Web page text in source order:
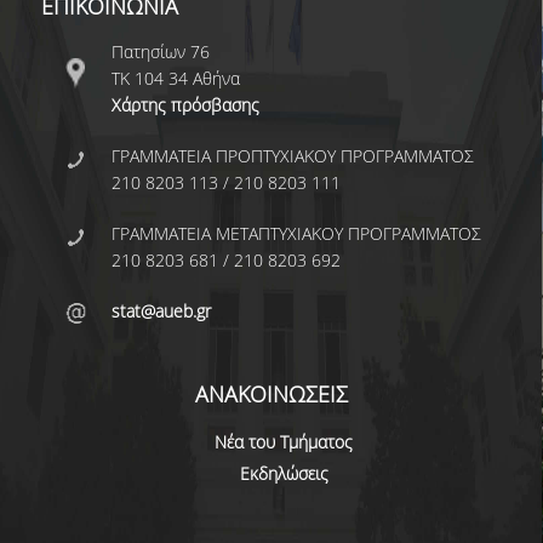
ΑΝΘΡΩΠΙΝΟ ΔΥΝΑΜΙΚΟ
ΜΕΛΗ ΔΕΠ
ΕΡΓΑΣΤΗΡΙΑΚΟ ΔΙΔΑΚΤΙΚΟ ΠΡΟΣΩΠΙΚΟ
ΕΙΔΙΚΟ ΤΕΧΝΙΚΟ ΕΡΓΑΣΤΗΡΙΑΚΟ ΠΡΟΣΩΠΙΚΟ
ΔΙΟΙΚΗΤΙΚΟ ΠΡΟΣΩΠΙΚΟ
ΜΕΤΑΔΙΔΑΚΤΟΡΕΣ
ΜΗΤΡΩΑ ΤΜΗΜΑΤΟΣ
ΑΠΟΧΩΡΗΣΑΝΤΕΣ ΚΑΘΗΓΗΤΕΣ
ΕΠΙΚΟΙΝΩΝΙΑ
Πατησίων 76
ΤΚ 104 34 Αθήνα
Χάρτης πρόσβασης
ΓΡΑΜΜΑΤΕΙΑ ΠΡΟΠΤΥΧΙΑΚΟΥ ΠΡΟΓΡΑΜΜΑΤΟΣ
210 8203 113 / 210 8203 111
ΓΡΑΜΜΑΤΕΙΑ ΜΕΤΑΠΤΥΧΙΑΚΟΥ ΠΡΟΓΡΑΜΜΑΤΟΣ
210 8203 681 / 210 8203 692
stat@aueb.gr
ΑΝΑΚΟΙΝΩΣΕΙΣ
Νέα του Τμήματος
Εκδηλώσεις